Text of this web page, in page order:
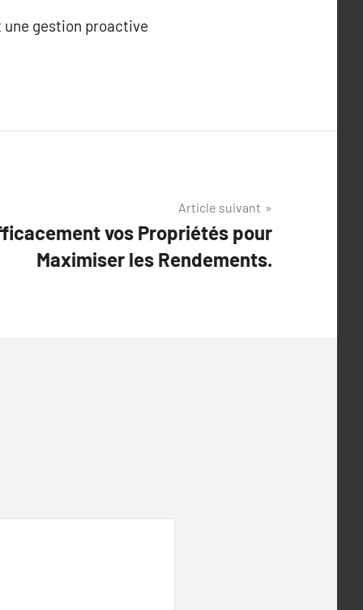
gestion proactive
Article suivant
vos Propriétés pour
Maximiser les Rendements.